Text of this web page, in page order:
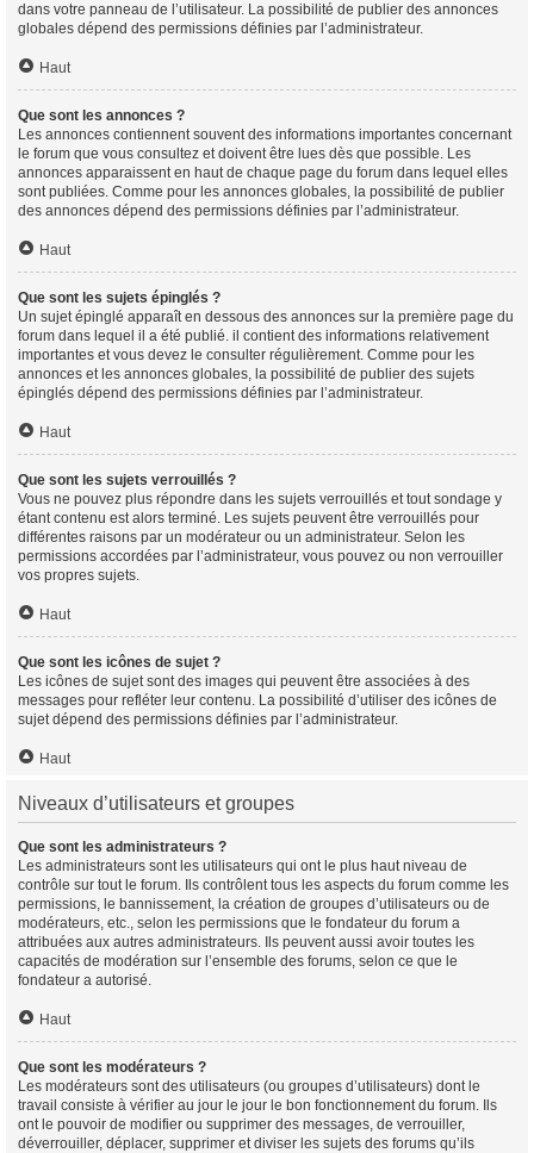
dans votre panneau de l’utilisateur. La possibilité de publier des annonces
globales dépend des permissions définies par l’administrateur.
Haut
Que sont les annonces ?
Les annonces contiennent souvent des informations importantes concernant
le forum que vous consultez et doivent être lues dès que possible. Les
annonces apparaissent en haut de chaque page du forum dans lequel elles
sont publiées. Comme pour les annonces globales, la possibilité de publier
des annonces dépend des permissions définies par l’administrateur.
Haut
Que sont les sujets épinglés ?
Un sujet épinglé apparaît en dessous des annonces sur la première page du
forum dans lequel il a été publié. il contient des informations relativement
importantes et vous devez le consulter régulièrement. Comme pour les
annonces et les annonces globales, la possibilité de publier des sujets
épinglés dépend des permissions définies par l’administrateur.
Haut
Que sont les sujets verrouillés ?
Vous ne pouvez plus répondre dans les sujets verrouillés et tout sondage y
étant contenu est alors terminé. Les sujets peuvent être verrouillés pour
différentes raisons par un modérateur ou un administrateur. Selon les
permissions accordées par l’administrateur, vous pouvez ou non verrouiller
vos propres sujets.
Haut
Que sont les icônes de sujet ?
Les icônes de sujet sont des images qui peuvent être associées à des
messages pour refléter leur contenu. La possibilité d’utiliser des icônes de
sujet dépend des permissions définies par l’administrateur.
Haut
Niveaux d’utilisateurs et groupes
Que sont les administrateurs ?
Les administrateurs sont les utilisateurs qui ont le plus haut niveau de
contrôle sur tout le forum. Ils contrôlent tous les aspects du forum comme les
permissions, le bannissement, la création de groupes d’utilisateurs ou de
modérateurs, etc., selon les permissions que le fondateur du forum a
attribuées aux autres administrateurs. Ils peuvent aussi avoir toutes les
capacités de modération sur l’ensemble des forums, selon ce que le
fondateur a autorisé.
Haut
Que sont les modérateurs ?
Les modérateurs sont des utilisateurs (ou groupes d’utilisateurs) dont le
travail consiste à vérifier au jour le jour le bon fonctionnement du forum. Ils
ont le pouvoir de modifier ou supprimer des messages, de verrouiller,
déverrouiller, déplacer, supprimer et diviser les sujets des forums qu’ils